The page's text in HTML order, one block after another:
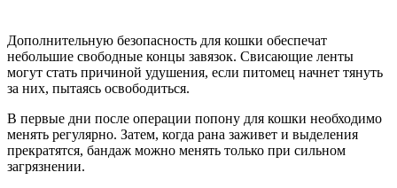
Дополнительную безопасность для кошки обеспечат
небольшие свободные концы завязок. Свисающие ленты
могут стать причиной удушения, если питомец начнет тянуть
за них, пытаясь освободиться.
В первые дни после операции попону для кошки необходимо
менять регулярно. Затем, когда рана заживет и выделения
прекратятся, бандаж можно менять только при сильном
загрязнении.